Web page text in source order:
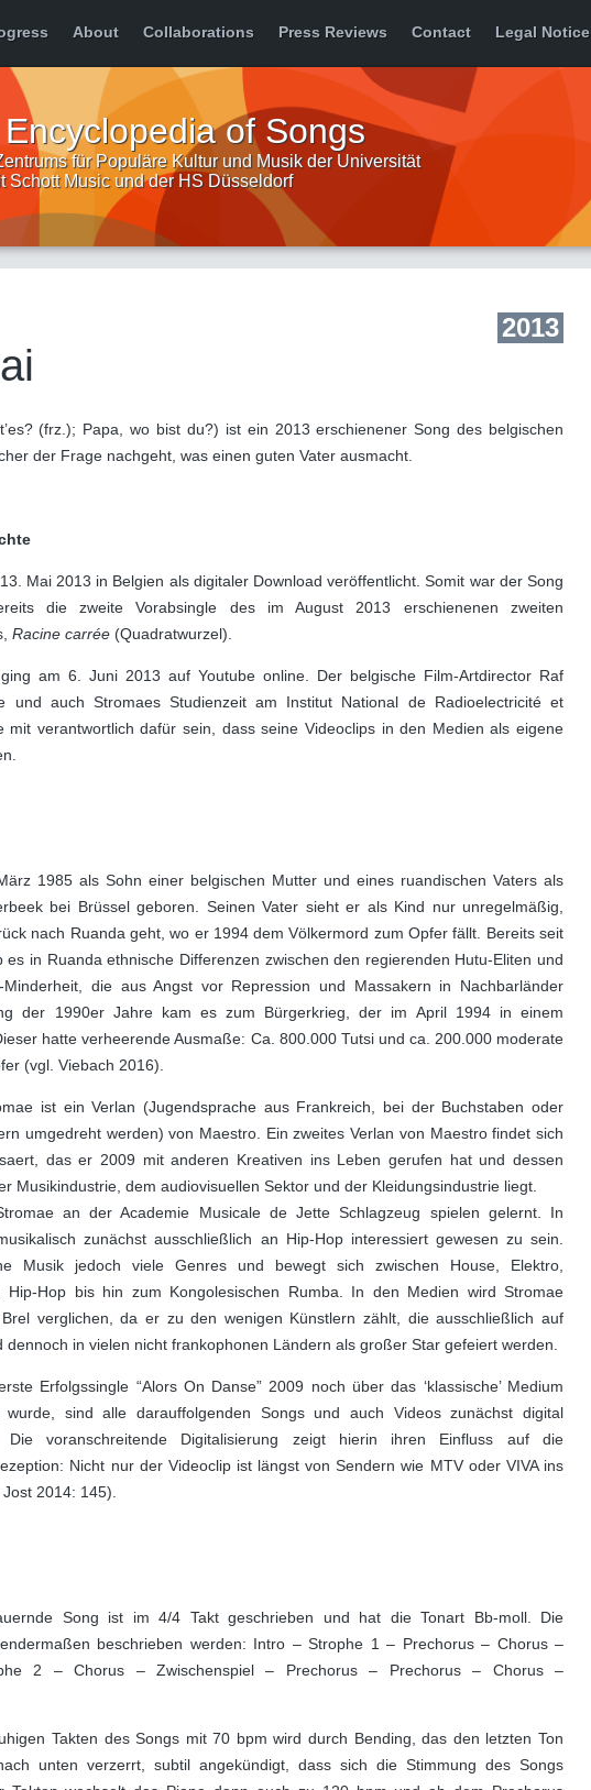
About Collaborations Press Reviews Contact Legal Notice
of Songs
für Populäre Kultur und Musik der Universität
Schott Music und der HS Düsseldorf
2013
(frz.); Papa, wo bist du?) ist ein 2013 erschienener Song des belgischen
der Frage nachgeht, was einen guten Vater ausmacht.
Mai 2013 in Belgien als digitaler Download veröffentlicht. Somit war der Song
die zweite Vorabsingle des im August 2013 erschienenen zweiten
Racine carrée (Quadratwurzel).
am 6. Juni 2013 auf Youtube online. Der belgische Film-Artdirector Raf
und auch Stromaes Studienzeit am Institut National de Radioelectricité et
mit verantwortlich dafür sein, dass seine Videoclips in den Medien als eigene
1985 als Sohn einer belgischen Mutter und eines ruandischen Vaters als
bei Brüssel geboren. Seinen Vater sieht er als Kind nur unregelmäßig,
nach Ruanda geht, wo er 1994 dem Völkermord zum Opfer fällt. Bereits seit
in Ruanda ethnische Differenzen zwischen den regierenden Hutu-Eliten und
Minderheit, die aus Angst vor Repression und Massakern in Nachbarländer
der 1990er Jahre kam es zum Bürgerkrieg, der im April 1994 in einem
hatte verheerende Ausmaße: Ca. 800.000 Tutsi und ca. 200.000 moderate
(vgl. Viebach 2016).
ist ein Verlan (Jugendsprache aus Frankreich, bei der Buchstaben oder
umgedreht werden) von Maestro. Ein zweites Verlan von Maestro findet sich
das er 2009 mit anderen Kreativen ins Leben gerufen hat und dessen
Musikindustrie, dem audiovisuellen Sektor und der Kleidungsindustrie liegt.
an der Academie Musicale de Jette Schlagzeug spielen gelernt. In
zunächst ausschließlich an Hip-Hop interessiert gewesen zu sein.
Musik jedoch viele Genres und bewegt sich zwischen House, Elektro,
Hip-Hop bis hin zum Kongolesischen Rumba. In den Medien wird Stromae
verglichen, da er zu den wenigen Künstlern zählt, die ausschließlich auf
dennoch in vielen nicht frankophonen Ländern als großer Star gefeiert werden.
Erfolgssingle “Alors On Danse” 2009 noch über das ‘klassische’ Medium
wurde, sind alle darauffolgenden Songs und auch Videos zunächst digital
Die voranschreitende Digitalisierung zeigt hierin ihren Einfluss auf die
Nicht nur der Videoclip ist längst von Sendern wie MTV oder VIVA ins
2014: 145).
Song ist im 4/4 Takt geschrieben und hat die Tonart Bb-moll. Die
beschrieben werden: Intro – Strophe 1 – Prechorus – Chorus –
2 – Chorus – Zwischenspiel – Prechorus – Prechorus – Chorus –
Takten des Songs mit 70 bpm wird durch Bending, das den letzten Ton
unten verzerrt, subtil angekündigt, dass sich die Stimmung des Songs